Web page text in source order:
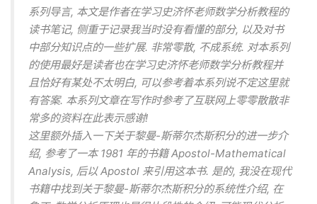
系列导言, 本文是作者在学习史济怀老师数学分析教程的
读书笔记, 侧重于记录我当时没有看懂的部分, 以及对书
中部分知识点的一些扩展. 非常零散, 不成系统. 对本系列
的使用最好是读者也在学习史济怀老师数学分析教程并
且恰好有某处不太明白, 可以参考着本系列说不定这里就
有答案. 本系列文章在写作时参考了互联网上零零散散非
常多的资料在此表示感谢!
这里额外插入一下关于黎曼-斯蒂尔杰斯积分的进一步介
绍, 参考了一本 1981 年的书籍 Apostol-Mathematical
Analysis, 后以 Apostol 来引用这本书. 是的, 我没在现代
书籍中找到关于黎曼-斯蒂尔杰斯积分的系统性介绍, 在